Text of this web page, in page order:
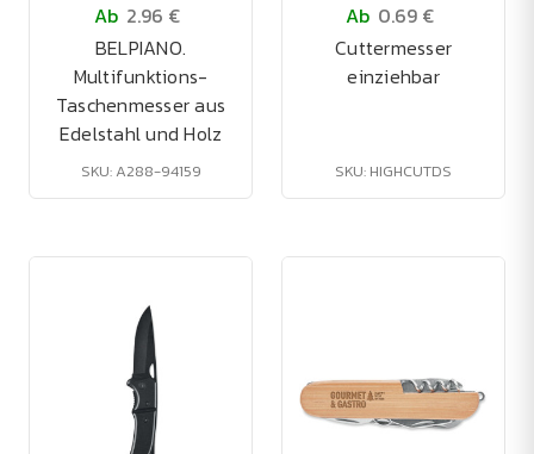
Ab 2.96 €
BELPIANO.
Multifunktions-
Taschenmesser aus
Edelstahl und Holz
SKU: A288-94159
Ab 0.69 €
Cuttermesser
einziehbar
SKU: HIGHCUTDS